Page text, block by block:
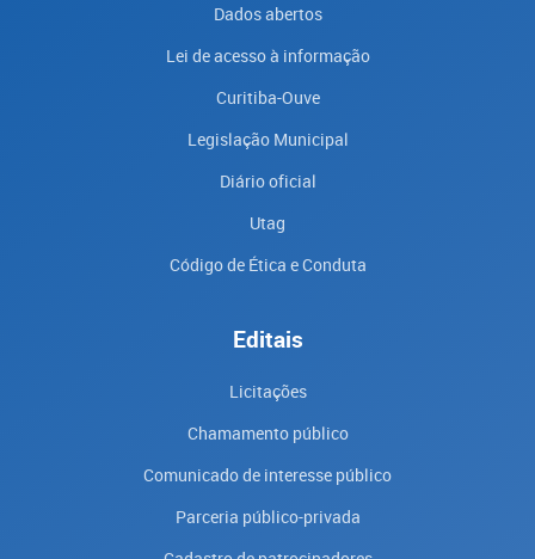
Dados abertos
Lei de acesso à informação
Curitiba-Ouve
Legislação Municipal
Diário oficial
Utag
Código de Ética e Conduta
Editais
Licitações
Chamamento público
Comunicado de interesse público
Parceria público-privada